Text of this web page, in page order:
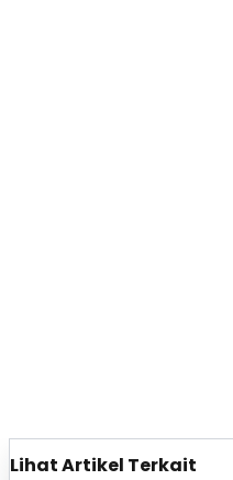
Lihat Artikel Terkait